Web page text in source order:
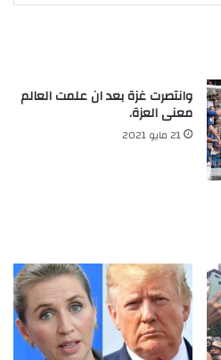
وانتصرت غزة بعد ان علمت العالم
معنى العزة.
21 مايو 2021